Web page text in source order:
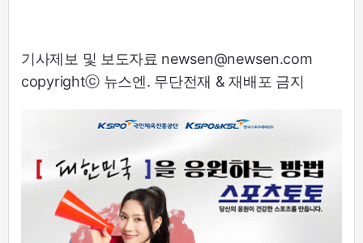
기사제보 및 보도자료 newsen@newsen.com
copyrightⓒ 뉴스엔. 무단전재 & 재배포 금지